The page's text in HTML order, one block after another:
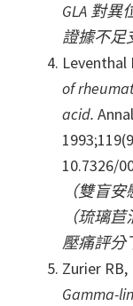
GLA 對
證據不足
Leventhal
of
acid.
10.7326/
（雙盲
（琉璃
壓痛評分
Zurier
Gamma-